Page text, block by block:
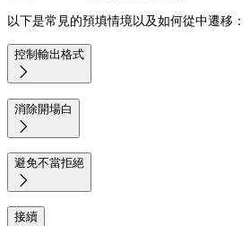
以下是常見的預填情境以及如何從中遷移：
控制輸出格式

消除開場白

避免不當拒絕

接續